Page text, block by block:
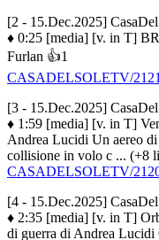
[2 - 15.Dec.2025]
♦ 0:25 [media] [v. in T]
Furlan 👍1
CASADELSOLETV/
[3 - 15.Dec.2025]
♦ 1:59 [media] [v. in T]
Andrea Lucidi Un aereo di
collisione in volo c ... (+8
CASADELSOLETV/
[4 - 15.Dec.2025]
♦ 2:35 [media] [v. in T]
di guerra di Andrea Lucidi